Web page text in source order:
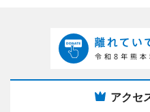
アクセ